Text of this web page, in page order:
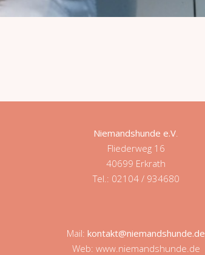
Niemandshunde e.V
Fliederweg 16
40699 Erkrath
Tel.: 02104 / 934680
Mail: kontakt@niemandshunde.de
Web: www.niemandshunde.de